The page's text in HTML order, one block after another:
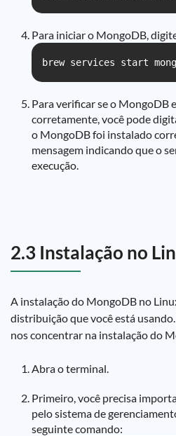
Para iniciar o MongoDB,
brew services start
Para verificar se o MongoDB
corretamente, você pode
o MongoDB foi instalado
mensagem indicando que o
execução.
2.3 Instalação no
A instalação do MongoDB no
distribuição que você está
nos concentrar na instalação do
Abra o terminal.
Primeiro, você precisa
pelo sistema de
seguinte comando: